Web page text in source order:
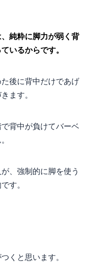
純粋に脚力が弱く背
いるからです。
後に背中だけであげ
ます。
背中が負けてバーベ
、強制的に脚を使う
す。
くと思います。